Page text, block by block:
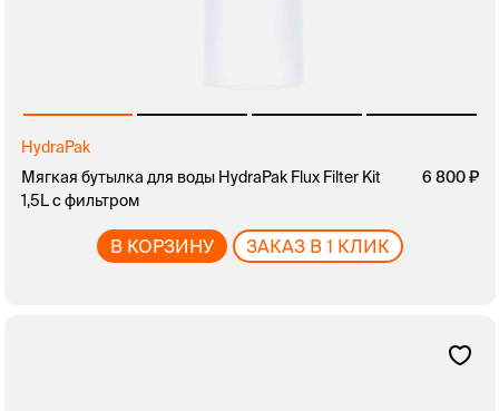
HydraPak
Мягкая бутылка для воды HydraPak Flux Filter Kit
1,5L с фильтром
6 800
В КОРЗИНУ ЗАКАЗ В 1 КЛИК